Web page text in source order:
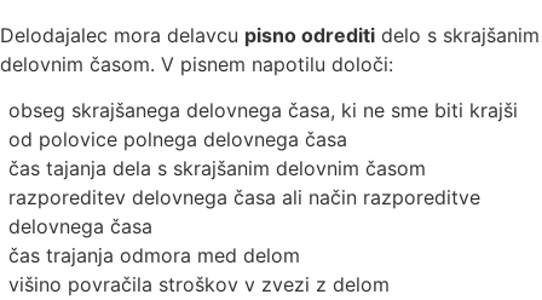
Delodajalec mora delavcu pisno odrediti delo s skrajšanim
delovnim časom. V pisnem napotilu določi:
obseg skrajšanega delovnega časa, ki ne sme biti krajši
od polovice polnega delovnega časa
čas tajanja dela s skrajšanim delovnim časom
razporeditev delovnega časa ali način razporeditve
delovnega časa
čas trajanja odmora med delom
višino povračila stroškov v zvezi z delom